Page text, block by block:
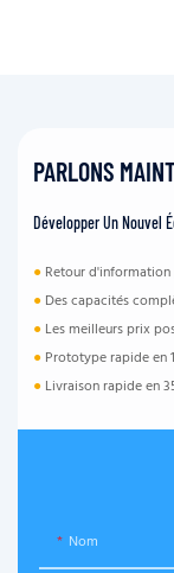
PARLONS
Développer Un Nouvel
● Retour d'information
● Des capacités
● Les meilleurs prix
● Prototype rapide en
● Livraison rapide en
Nom